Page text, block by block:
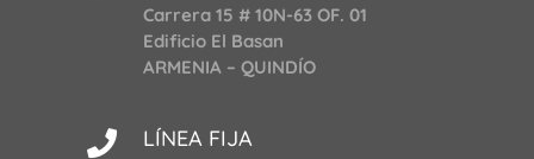
Carrera 15 # 10N-63 OF. 01
Edificio El Basan
ARMENIA – QUINDÍO
 LÍNEA FIJA